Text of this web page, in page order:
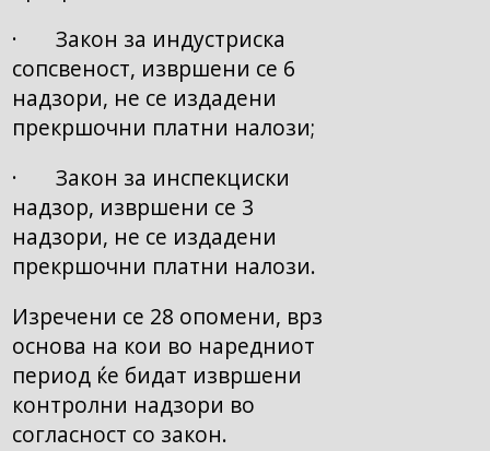
· Закон за индустриска
сопсвеност, извршени се 6
надзори, не се издадени
прекршочни платни налози;
· Закон за инспекциски
надзор, извршени се 3
надзори, не се издадени
прекршочни платни налози.
Изречени се 28 опомени, врз
основа на кои во наредниот
период ќе бидат извршени
контролни надзори во
согласност со закон.